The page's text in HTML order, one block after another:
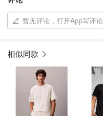
暂无评论，打开App写评论
相似同款